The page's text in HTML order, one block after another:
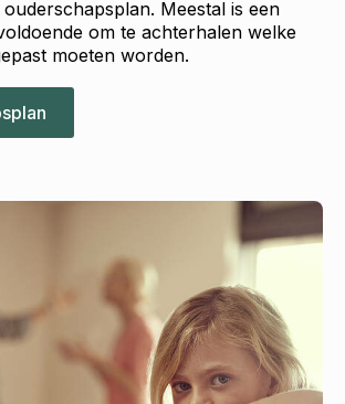
Meestal is een
om te achterhalen welke
moeten worden.